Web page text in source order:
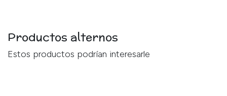
Productos alternos
Estos productos podrían interesarle